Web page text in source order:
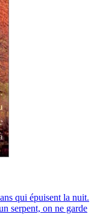
qui épuisent la nuit.
serpent, on ne garde